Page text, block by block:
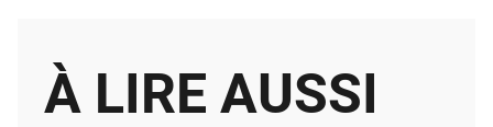
À LIRE AUSSI